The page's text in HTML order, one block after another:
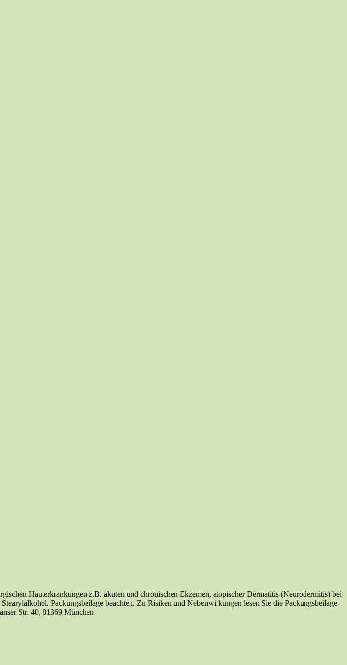
Hauterkrankungen z.B. akuten und chronischen Ekzemen, atopischer Dermatitis (Neurodermitis) bei
Packungsbeilage beachten. Zu Risiken und Nebenwirkungen lesen Sie die Packungsbeilage
Str. 40, 81369 München